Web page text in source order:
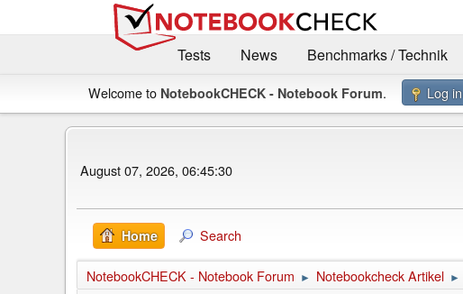
Tests
News Benchmarks / Technik
Welcome to NotebookCHECK - Notebook Forum. Log in
August 07, 2026, 06:45:30
Home Search
NotebookCHECK - Notebook Forum ► Notebookcheck Artikel ►